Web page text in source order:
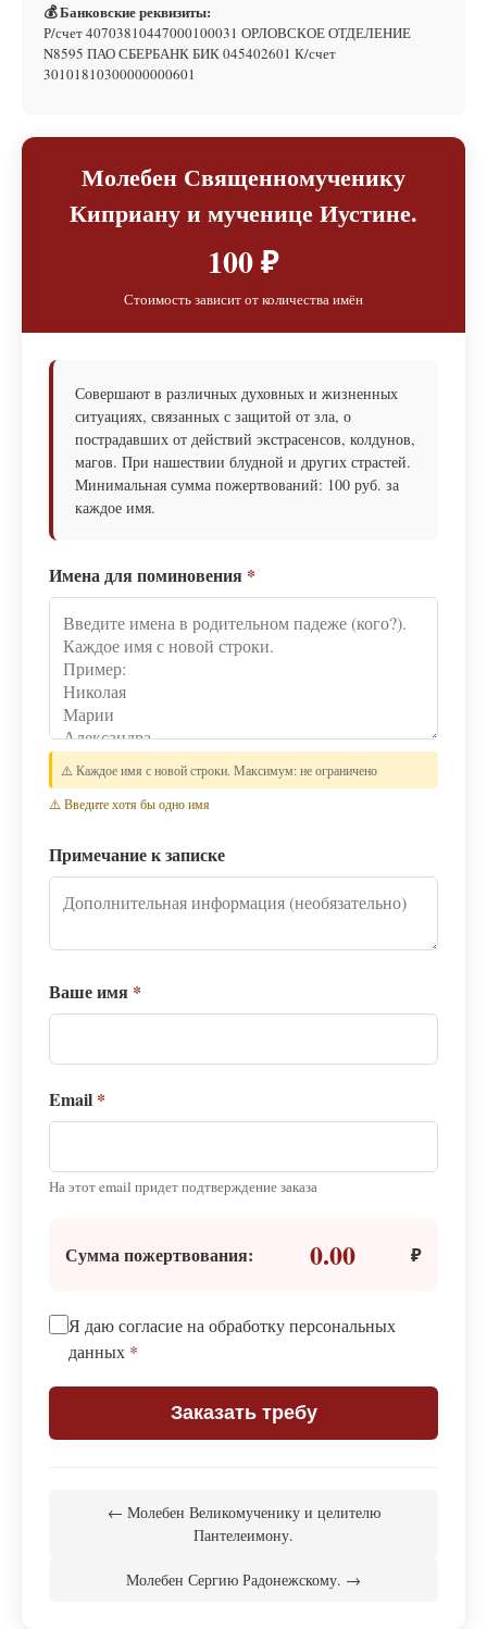
💰 Банковские реквизиты:
Р/счет 40703810447000100031 ОРЛОВСКОЕ ОТДЕЛЕНИЕ
N8595 ПАО СБЕРБАНК БИК 045402601 К/счет
30101810300000000601
Молебен Священномученику
Киприану и мученице Иустине.
100 ₽
Стоимость зависит от количества имён
Совершают в различных духовных и жизненных
ситуациях, связанных с защитой от зла, о
пострадавших от действий экстрасенсов, колдунов,
магов. При нашествии блудной и других страстей.
Минимальная сумма пожертвований: 100 руб. за
каждое имя.
Имена для поминовения *
⚠️ Каждое имя с новой строки. Максимум: не ограничено
⚠️ Введите хотя бы одно имя
Примечание к записке
Ваше имя *
Email *
На этот email придет подтверждение заказа
Сумма пожертвования: 0.00 ₽
Я даю согласие на обработку персональных
данных *
Заказать требу
← Молебен Великомученику и целителю
Пантелеимону.
Молебен Сергию Радонежскому. →